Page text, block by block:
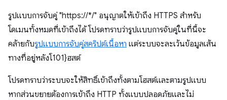
รูปแบบการจับคู่ "https://*/" อนุญาตให้เข้าถึง HTTPS สำหรับ
โดเมนทั้งหมดที่เข้าถึงได้ โปรดทราบว่ารูปแบบการจับคู่ในที่นี้จะ
คล้ายกับรูปแบบการจับคู่สคริปต์เนื้อหา แต่ระบบจะละเว้นข้อมูลเส้น
ทางที่อยู่หลังโ101}ฮสต์
โปรดทราบว่าระบบจะให้สิทธิ์เข้าถึงทั้งตามโฮสต์และตามรูปแบบ
หากส่วนขยายต้องการเข้าถึง HTTP ทั้งแบบปลอดภัยและไม่